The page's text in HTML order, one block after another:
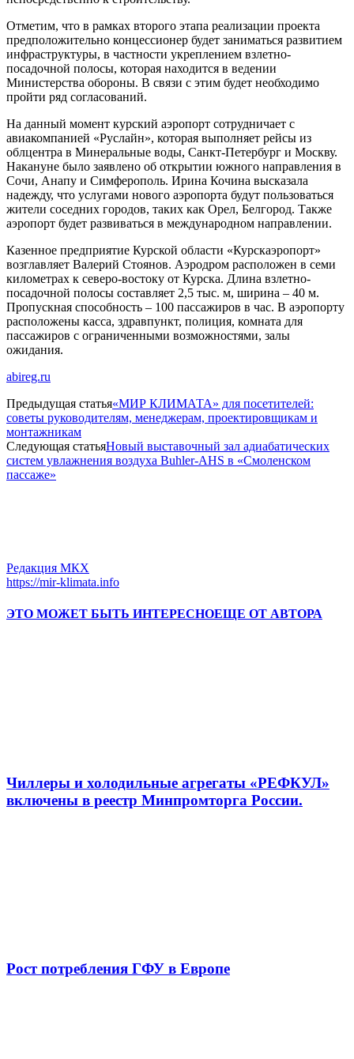
Отметим, что в рамках второго этапа реализации проекта
предположительно концессионер будет заниматься развитием
инфраструктуры, в частности укреплением взлетно-
посадочной полосы, которая находится в ведении
Министерства обороны. В связи с этим будет необходимо
пройти ряд согласований.
На данный момент курский аэропорт сотрудничает с
авиакомпанией «Руслайн», которая выполняет рейсы из
облцентра в Минеральные воды, Санкт-Петербург и Москву.
Накануне было заявлено об открытии южного направления в
Сочи, Анапу и Симферополь. Ирина Кочина высказала
надежду, что услугами нового аэропорта будут пользоваться
жители соседних городов, таких как Орел, Белгород. Также
аэропорт будет развиваться в международном направлении.
Казенное предприятие Курской области «Курскаэропорт»
возглавляет Валерий Стоянов. Аэродром расположен в семи
километрах к северо-востоку от Курска. Длина взлетно-
посадочной полосы составляет 2,5 тыс. м, ширина – 40 м.
Пропускная способность – 100 пассажиров в час. В аэропорту
расположены касса, здравпункт, полиция, комната для
пассажиров с ограниченными возможностями, залы
ожидания.
abireg.ru
Предыдущая статья«МИР КЛИМАТА» для посетителей:
советы руководителям, менеджерам, проектировщикам и
монтажникам
Следующая статьяНовый выставочный зал адиабатических
систем увлажнения воздуха Buhler-AHS в «Смоленском
пассаже»
Редакция МКХ
https://mir-klimata.info
ЭТО МОЖЕТ БЫТЬ ИНТЕРЕСНОЕЩЕ ОТ АВТОРА
Чиллеры и холодильные агрегаты «РЕФКУЛ»
включены в реестр Минпромторга России.
Рост потребления ГФУ в Европе